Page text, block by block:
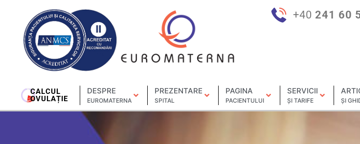
+40 241 60
CALCUL
OVULAȚIE
DESPRE
EUROMATERNA
PREZENTARE
SPITAL
PAGINA
PACIENTULUI
SERVICII
ȘI TARIFE ȘI